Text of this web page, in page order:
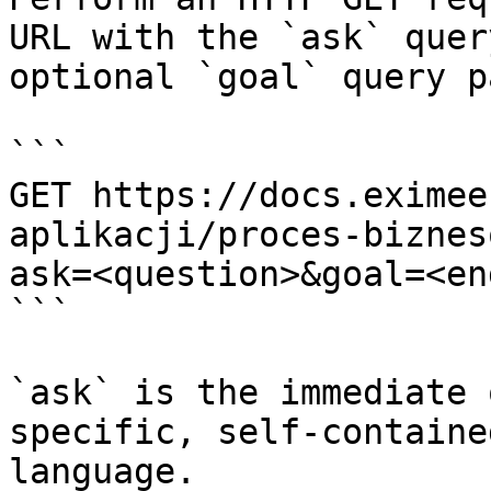
URL with the `ask`
optional `goal` query
```
GET https://
aplikacji/proces-
```
`ask` is the
specific, self-
language.